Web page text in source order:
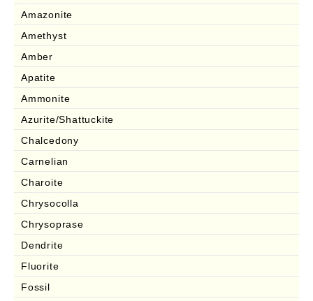
Amazonite
Amethyst
Amber
Apatite
Ammonite
Azurite/Shattuckite
Chalcedony
Carnelian
Charoite
Chrysocolla
Chrysoprase
Dendrite
Fluorite
Fossil